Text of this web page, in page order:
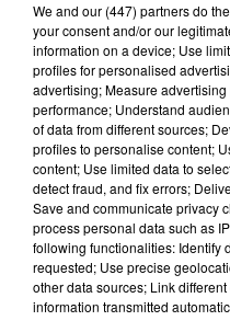
Lecture (2 min 29
Karine Hurstel
100% Chez vous dans
We and our (447) partnersdo
your consent and/or our
information on a device; Use
profiles for personalised
advertising; Measure
performance; Understand
of data from different sources;
profiles to personalise content;
content; Use limited data to
detect fraud, and fix errors;
Save and communicate privacy
process personal data such as
following functionalities: Identify
requested; Use precise
other data sources; Link
information transmitted